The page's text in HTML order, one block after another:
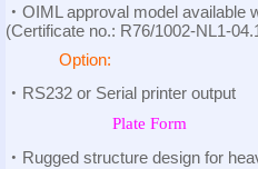
‧ OIML approval model available
(Certificate no.: R76/1002-NL1-
Option:
‧ RS232 or Serial printer output
Plate Form
‧ Rugged structure design for